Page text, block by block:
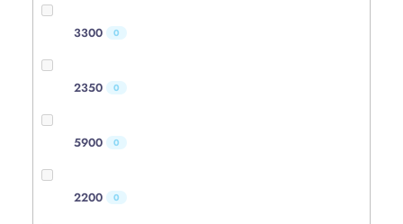
3300 0
2350 0
5900 0
2200 0